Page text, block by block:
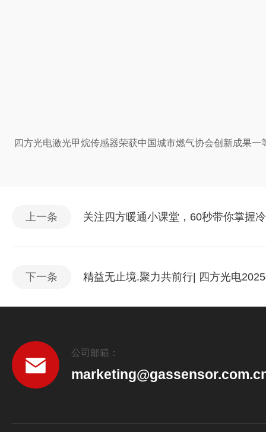
四方光电激光甲烷传感器荣获中国城市燃气协会创新成果一
上一条 关注四方暖通小课堂，60秒带你掌握
下一条 精益无止境.聚力共前行| 四方光电
公司邮箱：